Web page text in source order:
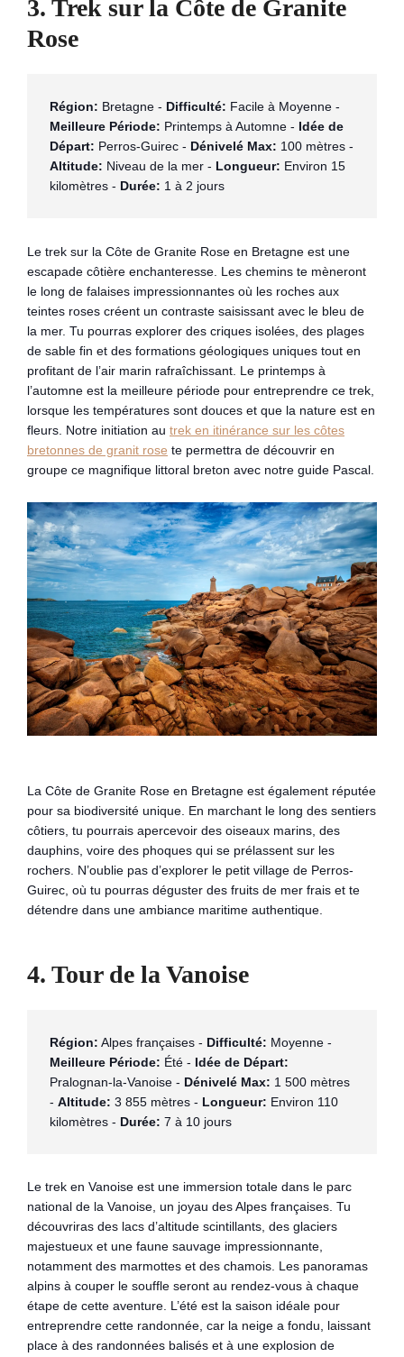
3. Trek sur la Côte de Granite
Rose
Région: Bretagne - Difficulté:
Meilleure Période: Printemps à Automne - Idée de
Départ: Perros-Guirec - Dénivelé Max: 100 mètres -
Altitude: Niveau de la mer - Longueur: Environ 15
kilomètres - Durée: 1 à 2 jours
Le trek sur la Côte de Granite Rose en Bretagne est une
escapade côtière enchanteresse. Les chemins te mèneront
le long de falaises impressionnantes où les roches aux
teintes roses créent un contraste saisissant avec le bleu de
la mer. Tu pourras explorer des criques isolées, des plages
de sable fin et des formations géologiques uniques tout en
profitant de l’air marin rafraîchissant. Le printemps à
l’automne est la meilleure période pour entreprendre ce trek,
lorsque les températures sont douces et que la nature est en
fleurs. Notre initiation au trek en itinérance sur les côtes
bretonnes de granit rose te permettra de découvrir en
groupe ce magnifique littoral breton avec notre guide Pascal.
La Côte de Granite Rose en Bretagne est également réputée
pour sa biodiversité unique. En marchant le long des sentiers
côtiers, tu pourrais apercevoir des oiseaux marins, des
dauphins, voire des phoques qui se prélassent sur les
rochers. N’oublie pas d’explorer le petit village de Perros-
Guirec, où tu pourras déguster des fruits de mer frais et te
détendre dans une ambiance maritime authentique.
4. Tour de la Vanoise
Région: Alpes françaises - Difficulté:
Meilleure Période: Été - Idée de Départ:
Pralognan-la-Vanoise - Dénivelé Max: 1 500 mètres
- Altitude: 3 855 mètres - Longueur: Environ 110
kilomètres - Durée: 7 à 10 jours
Le trek en Vanoise est une immersion totale dans le parc
national de la Vanoise, un joyau des Alpes françaises. Tu
découvriras des lacs d’altitude scintillants, des glaciers
majestueux et une faune sauvage impressionnante,
notamment des marmottes et des chamois. Les panoramas
alpins à couper le souffle seront au rendez-vous à chaque
étape de cette aventure. L’été est la saison idéale pour
entreprendre cette randonnée, car la neige a fondu, laissant
place à des randonnées balisés et à une explosion de